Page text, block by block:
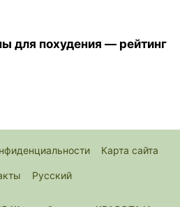
для похудения — рейтинг
Карта сайта
Русский